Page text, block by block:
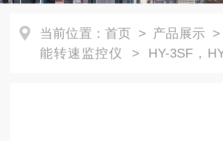
当前位置： 首页 > 产品展示
能转速监控仪
> HY-3SF，